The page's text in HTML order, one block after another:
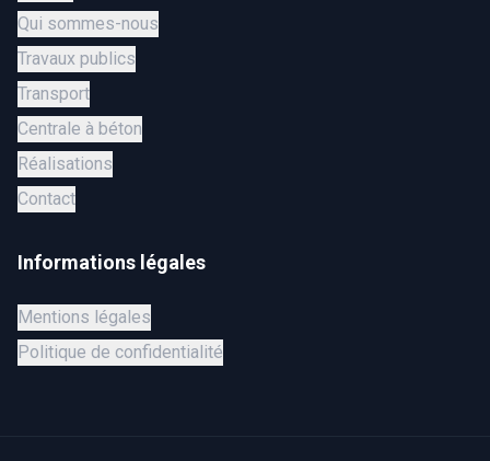
Qui sommes-nous
Travaux publics
Transport
Centrale à béton
Réalisations
Contact
Informations légales
Mentions légales
Politique de confidentialité